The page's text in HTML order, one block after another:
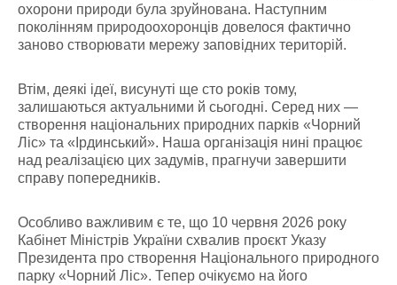
охорони природи була зруйнована. Наступним
поколінням природоохоронців довелося фактично
заново створювати мережу заповідних територій.
Втім, деякі ідеї, висунуті ще сто років тому,
залишаються актуальними й сьогодні. Серед них —
створення національних природних парків «Чорний
Ліс» та «Ірдинський». Наша організація нині працює
над реалізацією цих задумів, прагнучи завершити
справу попередників.
Особливо важливим є те, що 10 червня 2026 року
Кабінет Міністрів України схвалив проєкт Указу
Президента про створення Національного природного
парку «Чорний Ліс». Тепер очікуємо на його